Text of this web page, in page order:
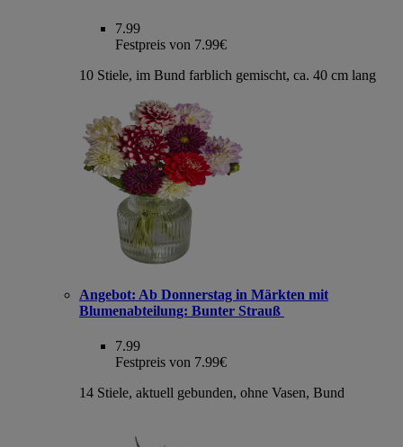
7.99
Festpreis von 7.99€
10 Stiele, im Bund farblich gemischt, ca. 40 cm lang
Angebot: Ab Donnerstag in Märkten mit
Blumenabteilung: Bunter Strauß
7.99
Festpreis von 7.99€
14 Stiele, aktuell gebunden, ohne Vasen, Bund